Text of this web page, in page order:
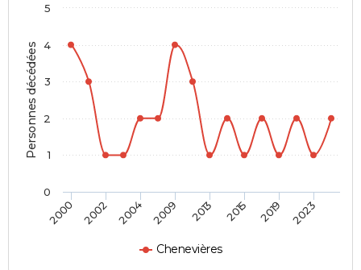
Personnes décédées
Chenevières
2000 2002 2004 2009 2013 2015 2019 2023
0
1
2
3
4
5